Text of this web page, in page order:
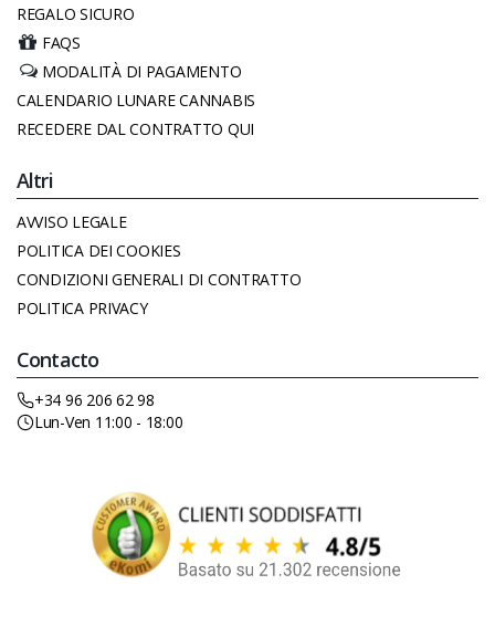
REGALO SICURO
FAQS
MODALITÀ DI PAGAMENTO
CALENDARIO LUNARE CANNABIS
RECEDERE DAL CONTRATTO QUI
Altri
AVVISO LEGALE
POLITICA DEI COOKIES
CONDIZIONI GENERALI DI CONTRATTO
POLITICA PRIVACY
Contacto
+34 96 206 62 98
Lun-Ven 11:00 - 18:00